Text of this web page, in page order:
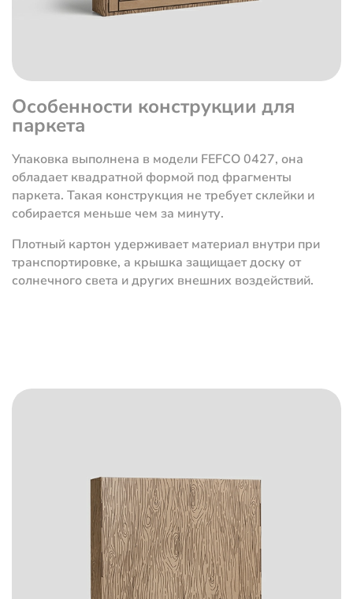
Особенности конструкции для
паркета
Упаковка выполнена в модели FEFCO 0427, она
обладает квадратной формой под фрагменты
паркета. Такая конструкция не требует склейки и
собирается меньше чем за минуту.
Плотный картон удерживает материал внутри при
транспортировке, а крышка защищает доску от
солнечного света и других внешних воздействий.